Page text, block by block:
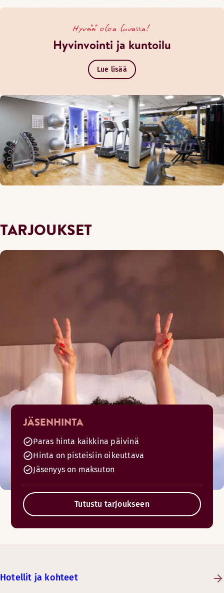
Hyvää oloa luvassa!
Hyvinvointi ja kuntoilu
Lue lisää
TARJOUKSET
JÄSENHINTA
Paras hinta kaikkina päivinä
Hinta on pisteisiin oikeuttava
Jäsenyys on maksuton
Tutustu tarjoukseen
Hotellit ja kohteet